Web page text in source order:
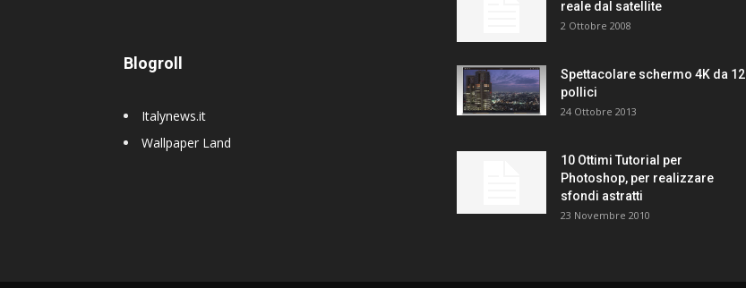
Blogroll
Italynews.it
Wallpaper Land
reale dal satellite
2 Ottobre 2008
Spettacolare schermo 4K da 12
pollici
24 Ottobre 2013
10 Ottimi Tutorial per
Photoshop, per realizzare
sfondi astratti
23 Novembre 2010